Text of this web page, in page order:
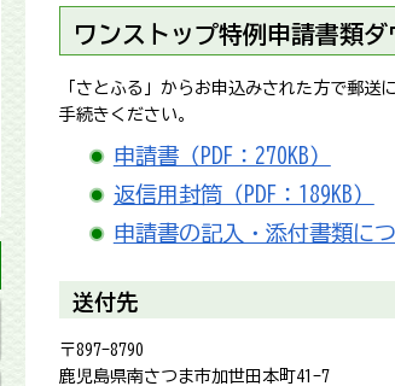
ワンストップ特例申請書類ダ
「さとふる」からお申込みされた方で郵
手続きください。
申請書（PDF：270KB）
返信用封筒（PDF：189KB）
申請書の記入・添付書類につ
送付先
〒897-8790
鹿児島県南さつま市加世田本町41-7